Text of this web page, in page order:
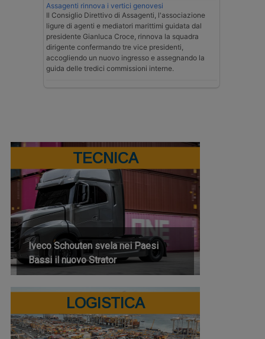
Assagenti rinnova i vertici genovesi
Il Consiglio Direttivo di Assagenti, l'associazione
ligure di agenti e mediatori marittimi guidata dal
presidente Gianluca Croce, rinnova la squadra
dirigente confermando tre vice presidenti,
accogliendo un nuovo ingresso e assegnando la
guida delle tredici commissioni interne.
TECNICA
Iveco Schouten svela nei Paesi
Bassi il nuovo Strator
LOGISTICA